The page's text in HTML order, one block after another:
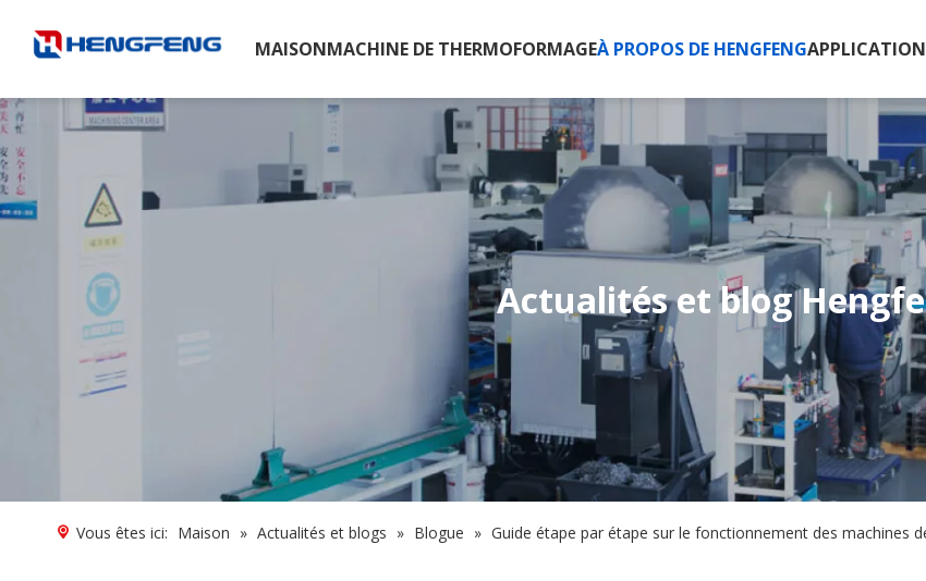
MAISONMACHINE DE THERMOFORMAGEÀ PROPOS DE HENGFENGAPPLICATION
Actualités et blog
Vous êtes ici: Maison » Actualités et blogs » Blogue » Guide étape par étape sur le fonctionnement des machines